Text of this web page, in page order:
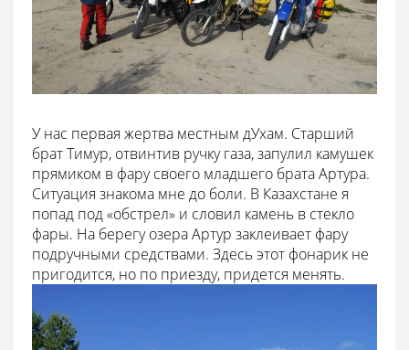
У нас первая жертва местным дУхам. Старший
брат Тимур, отвинтив ручку газа, запулил камушек
прямиком в фару своего младшего брата Артура.
Ситуация знакома мне до боли. В Казахстане я
попад под «обстрел» и словил камень в стекло
фары. На берегу озера Артур заклеивает фару
подручными средствами. Здесь этот фонарик не
пригодится, но по приезду, придется менять.